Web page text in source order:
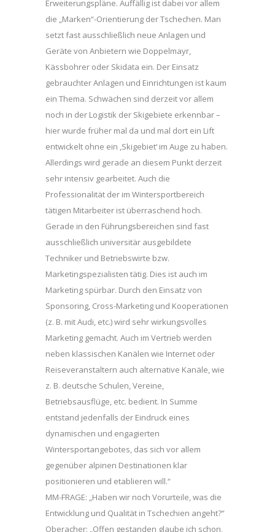
Erweiterungspläne. Auffällig ist dabei vor allem
die „Marken“-Orientierung der Tschechen. Man
setzt fast ausschließlich neue Anlagen und
Geräte von Anbietern wie Doppelmayr,
Kässbohrer oder Skidata ein. Der Einsatz
gebrauchter Anlagen und Einrichtungen ist kaum
ein Thema. Schwächen sind derzeit vor allem
noch in der Logistik der Skigebiete erkennbar –
hier wurde früher mal da und mal dort ein Lift
entwickelt ohne ein ,Skigebiet‘ im Auge zu haben.
Allerdings wird gerade an diesem Punkt derzeit
sehr intensiv gearbeitet. Auch die
Professionalität der im Wintersportbereich
tätigen Mitarbeiter ist überraschend hoch.
Gerade in den Führungsbereichen sind fast
ausschließlich universitär ausgebildete
Techniker und Betriebswirte bzw.
Marketingspezialisten tätig. Dies ist auch im
Marketing spürbar. Durch den Einsatz von
Sponsoring, Cross-Marketing und Kooperationen
(z. B. mit Audi, etc.) wird sehr wirkungsvolles
Marketing gemacht. Auch im Vertrieb werden
neben klassischen Kanälen wie Internet oder
Reiseveranstaltern auch alternative Kanäle, wie
z. B. deutsche Schulen, Vereine,
Betriebsausflüge, etc. bedient. In Summe
entstand jedenfalls der Eindruck eines
dynamischen und engagierten
Wintersportangebotes, das sich vor allem
gegenüber alpinen Destinationen klar
positionieren und etablieren will.“
MM-FRAGE: „Haben wir noch Vorurteile, was die
Entwicklung und Qualität in Tschechien angeht?“
Oberacher: „Offen gestanden glaube ich schon,